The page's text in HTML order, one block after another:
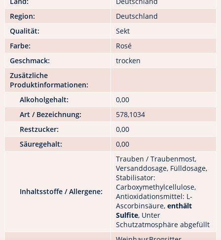
Region:
Deutschland
Qualität:
Sekt
Farbe:
Rosé
Geschmack:
trocken
Zusätzliche
Produktinformationen:
Alkoholgehalt:
0,00
Art / Bezeichnung:
578,1034
Restzucker:
0,00
Säuregehalt:
0,00
Inhaltsstoffe / Allergene:
Trauben / Traubenmost,
Versanddosage, Fülldosage,
Stabilisator:
Carboxymethylcellulose,
Antioxidationsmittel: L-
Ascorbinsäure, enthält
Sulfite, Unter
Schutzatmosphäre abgefüllt